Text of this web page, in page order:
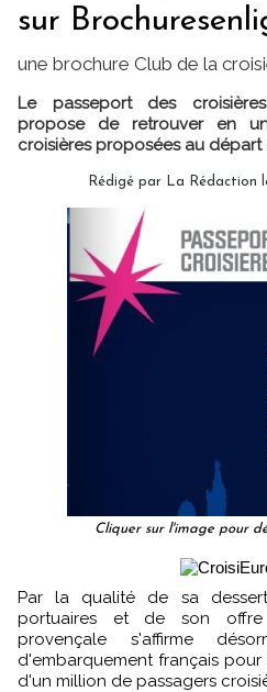
sur
une brochure Club de la
Le passeport des
propose de retrouver en
croisières proposées au départ
Rédigé par La Rédaction
Cliquer sur l'image pour
Par la qualité de sa desserte, de ses infrastructures
portuaires et de son
provençale s'affirme
d'embarquement français
d'un million de passagers